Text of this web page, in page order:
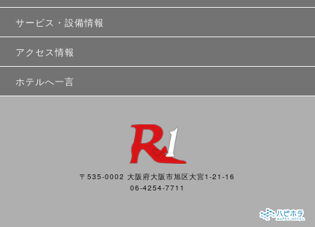
サービス・設備情報
アクセス情報
ホテルへ一言
〒535-0002 大阪府大阪市旭区大宮1-21-16
06-4254-7711